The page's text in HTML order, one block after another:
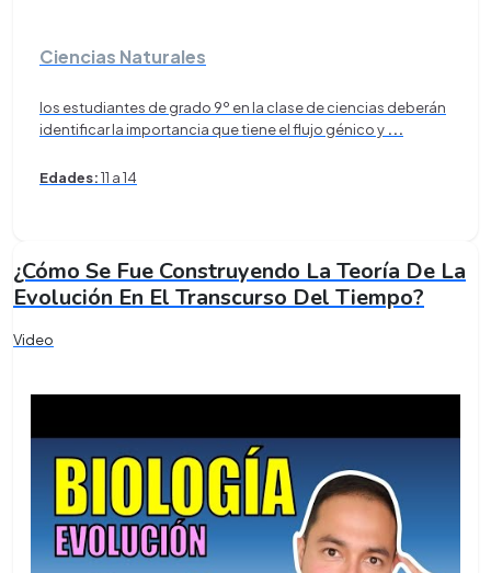
Ciencias Naturales
los estudiantes de grado 9º en la clase de ciencias deberán
identificar la importancia que tiene el flujo génico y ...
Edades:11 a 14
¿Cómo Se Fue Construyendo La Teoría De La
Evolución En El Transcurso Del Tiempo?
Video